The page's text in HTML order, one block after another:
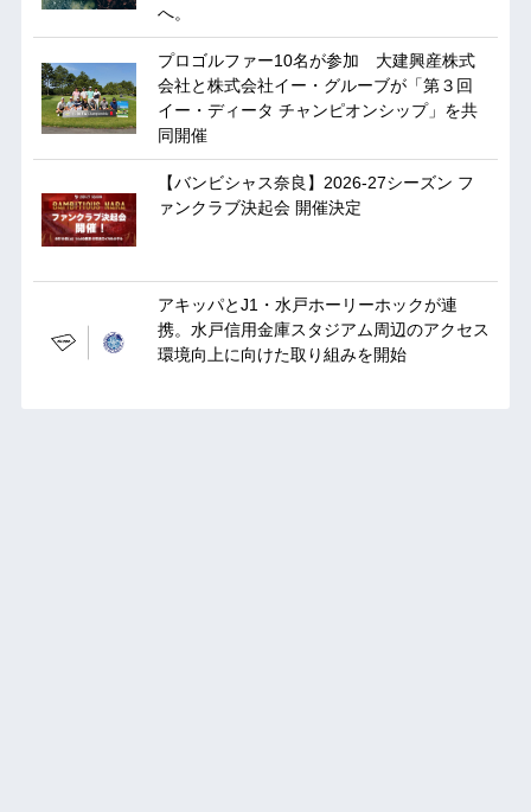
へ。
プロゴルファー10名が参加 大建興産株式
会社と株式会社イー・グルーブが「第３回
イー・ディータ チャンピオンシップ」を共
同開催
【バンビシャス奈良】2026-27シーズン フ
ァンクラブ決起会 開催決定
アキッパとJ1・水戸ホーリーホックが連
携。水戸信用金庫スタジアム周辺のアクセス
環境向上に向けた取り組みを開始